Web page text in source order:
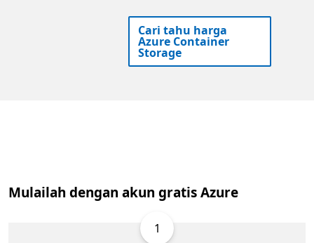
Cari tahu harga
Azure Container
Storage
Mulailah dengan akun gratis Azure
1